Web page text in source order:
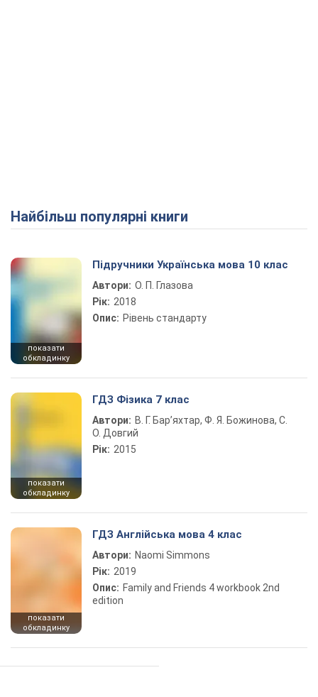
Найбільш популярні книги
показати
обкладинку
Підручники Українська мова 10 клас
Автори: О. П. Глазова
Рік: 2018
Опис: Рівень стандарту
показати
обкладинку
ГДЗ Фізика 7 клас
Автори: В. Г. Бар’яхтар, Ф. Я. Божинова, С.
О. Довгий
Рік: 2015
показати
обкладинку
ГДЗ Англійська мова 4 клас
Автори: Naomi Simmons
Рік: 2019
Опис: Family and Friends 4 workbook 2nd
edition